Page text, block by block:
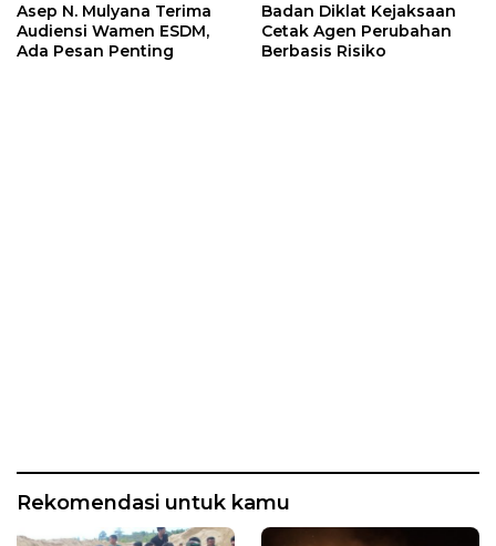
Asep N. Mulyana Terima
Audiensi Wamen ESDM,
Ada Pesan Penting
Badan Diklat Kejaksaan
Cetak Agen Perubahan
Berbasis Risiko
Rekomendasi untuk kamu